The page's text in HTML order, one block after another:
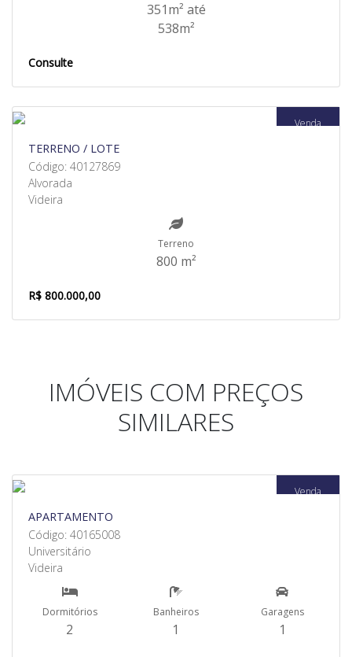
351m² até
538m²
Consulte
Venda
TERRENO / LOTE
Código: 40127869
Alvorada
Videira
Terreno
800 m²
R$ 800.000,00
IMÓVEIS COM PREÇOS
SIMILARES
Venda
APARTAMENTO
Código: 40165008
Universitário
Videira
Dormitórios
2
Banheiros
1
Garagens
1